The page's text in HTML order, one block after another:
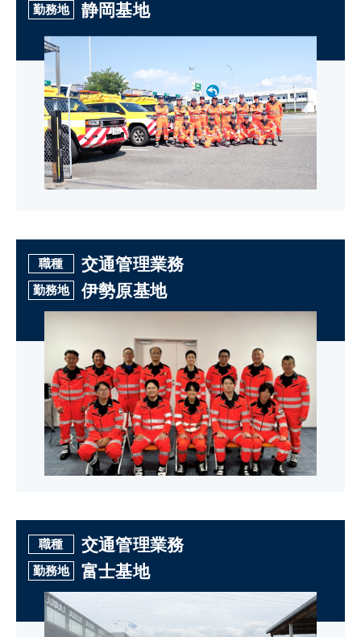
勤務地 静岡基地
職種 交通管理業務
勤務地 伊勢原基地
職種 交通管理業務
勤務地 富士基地